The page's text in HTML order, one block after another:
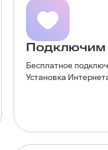
Подключим
Бесплатное
Установка